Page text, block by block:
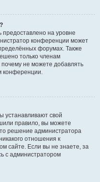
на уровне
конференции может
форумах. Также
только членам
не можете добавлять
конференции.
устанавливают свой
правило, вы можете
решение администратора
отношения к
сайте. Если вы не знаете, за
с администратором